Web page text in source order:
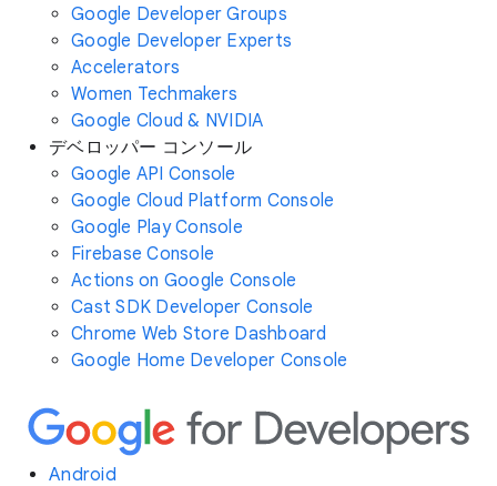
Google Developer Groups
Google Developer Experts
Accelerators
Women Techmakers
Google Cloud & NVIDIA
デベロッパー コンソール
Google API Console
Google Cloud Platform Console
Google Play Console
Firebase Console
Actions on Google Console
Cast SDK Developer Console
Chrome Web Store Dashboard
Google Home Developer Console
Android